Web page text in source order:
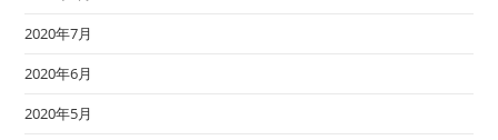
2020年7月
2020年6月
2020年5月